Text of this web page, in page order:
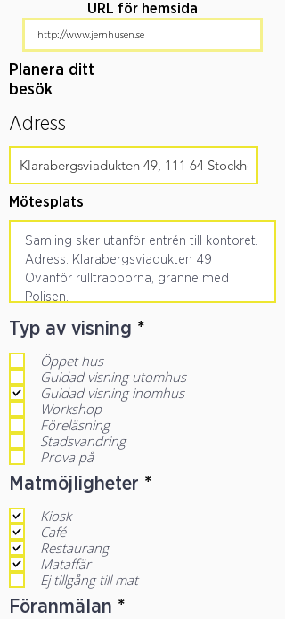
URL för hemsida
Planera ditt
besök
Adress
Mötesplats
Typ av visning *
i
r
Öppet hus
Guidad visning utomhus
Guidad visning inomhus
Workshop
Föreläsning
Stadsvandring
Prova på
Matmöjligheter *
Kiosk
Café
Restaurang
Mataffär
Ej tillgång till mat
Föranmälan *